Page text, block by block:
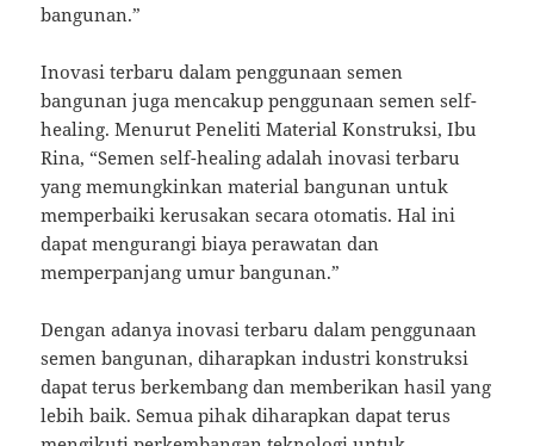
bangunan.”
Inovasi terbaru dalam penggunaan semen
bangunan juga mencakup penggunaan semen self-
healing. Menurut Peneliti Material Konstruksi, Ibu
Rina, “Semen self-healing adalah inovasi terbaru
yang memungkinkan material bangunan untuk
memperbaiki kerusakan secara otomatis. Hal ini
dapat mengurangi biaya perawatan dan
memperpanjang umur bangunan.”
Dengan adanya inovasi terbaru dalam penggunaan
semen bangunan, diharapkan industri konstruksi
dapat terus berkembang dan memberikan hasil yang
lebih baik. Semua pihak diharapkan dapat terus